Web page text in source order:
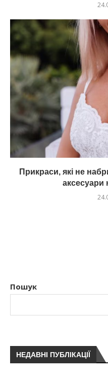
Прикраси, які не
аксесуари
Пошук
НЕДАВНІ ПУБЛІКАЦІЇ